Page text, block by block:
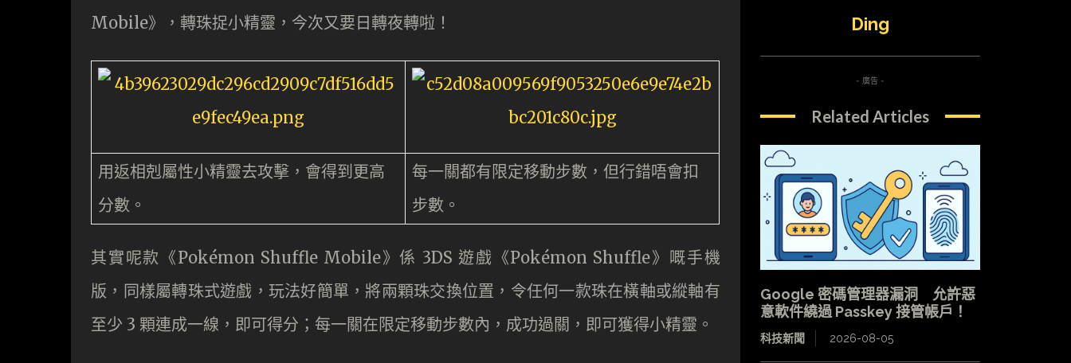
Mobile》，轉珠捉小精靈，今次又要日轉夜轉啦！
用返相剋屬性小精靈去攻擊，會得到更高
分數。
每一關都有限定移動步數，但行錯唔會扣
步數。
其實呢款《Pokémon Shuffle Mobile》係 3DS 遊戲《Pokémon Shuffle》嘅手機
版，同樣屬轉珠式遊戲，玩法好簡單，將兩顆珠交換位置，令任何一款珠在橫軸或縱軸有
至少 3 顆連成一線，即可得分；每一關在限定移動步數內，成功過關，即可獲得小精靈。
Ding
- 廣告 -
Related Articles
Google 密碼管理器漏洞 允許惡
意軟件繞過 Passkey 接管帳戶！
科技新聞 2026-08-05